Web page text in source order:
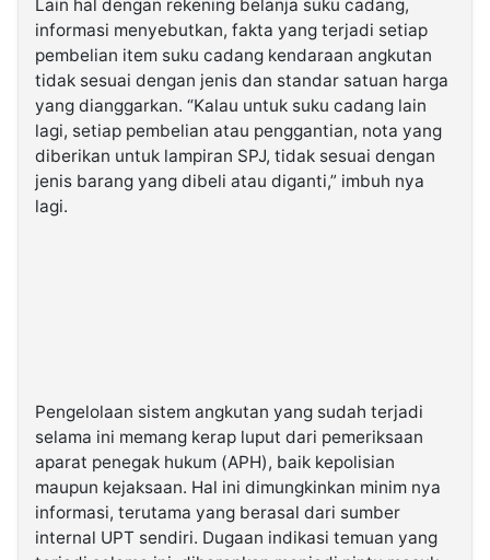
Lain hal dengan rekening belanja suku cadang,
informasi menyebutkan, fakta yang terjadi setiap
pembelian item suku cadang kendaraan angkutan
tidak sesuai dengan jenis dan standar satuan harga
yang dianggarkan. “Kalau untuk suku cadang lain
lagi, setiap pembelian atau penggantian, nota yang
diberikan untuk lampiran SPJ, tidak sesuai dengan
jenis barang yang dibeli atau diganti,” imbuh nya
lagi.
Pengelolaan sistem angkutan yang sudah terjadi
selama ini memang kerap luput dari pemeriksaan
aparat penegak hukum (APH), baik kepolisian
maupun kejaksaan. Hal ini dimungkinkan minim nya
informasi, terutama yang berasal dari sumber
internal UPT sendiri. Dugaan indikasi temuan yang